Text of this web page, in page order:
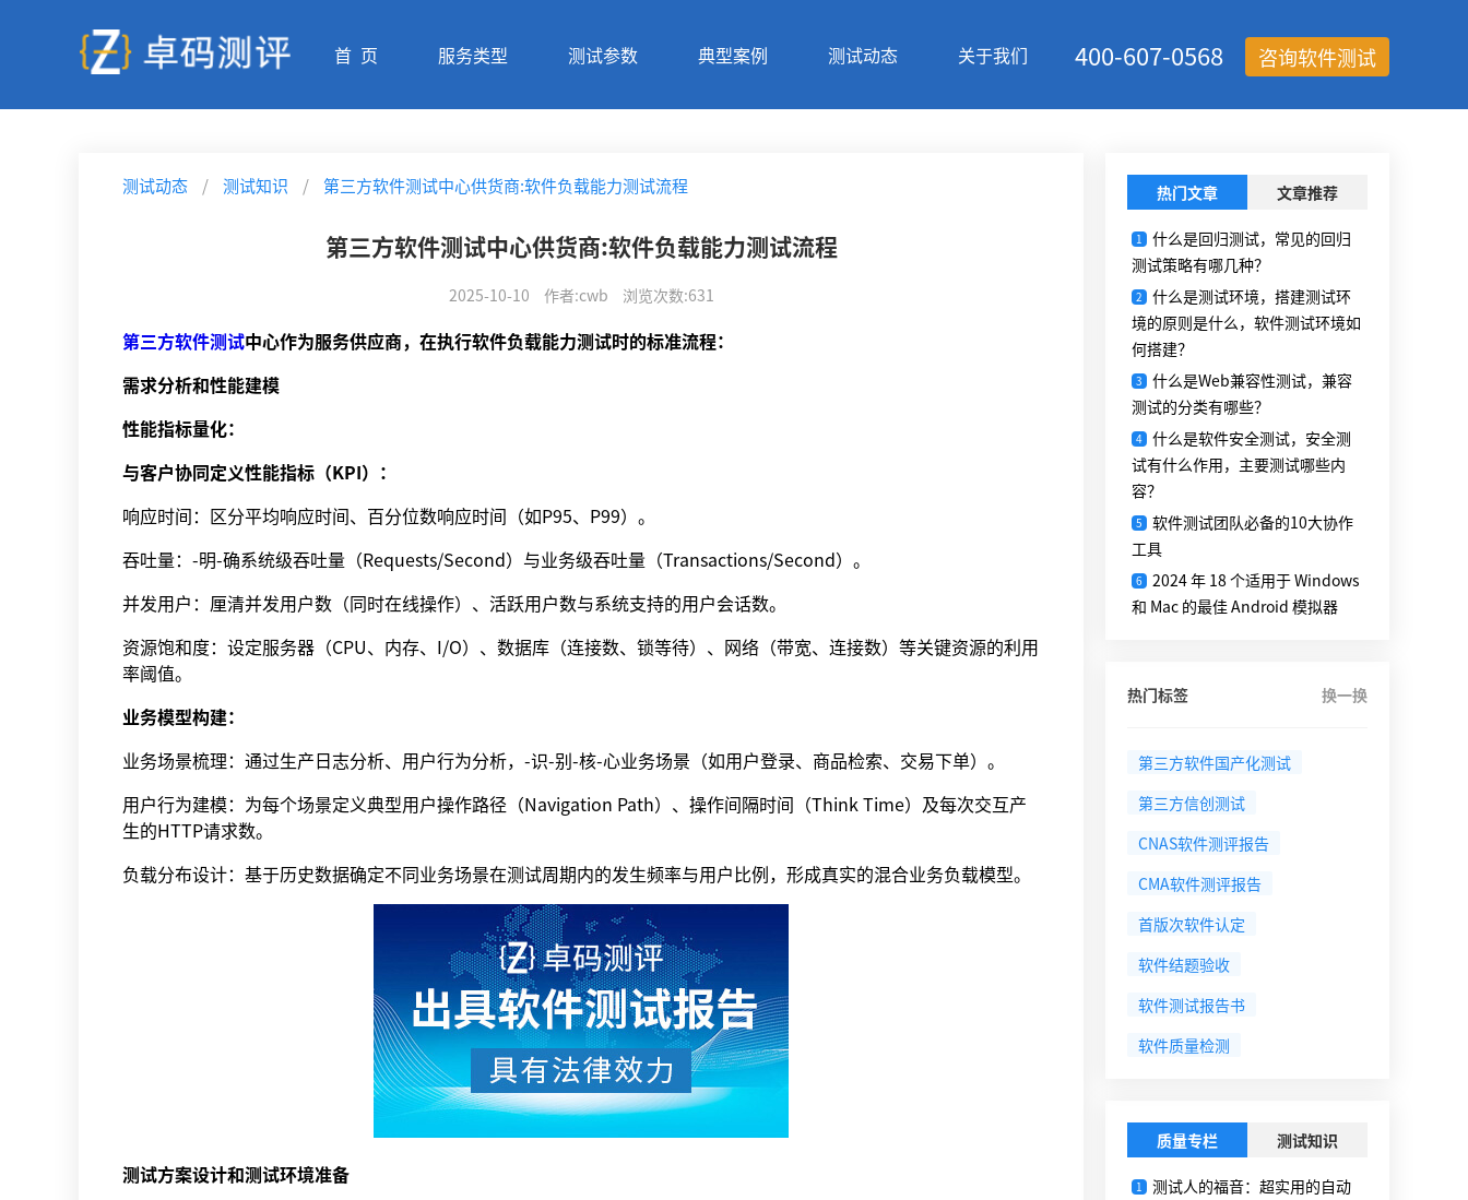
首 页 服务类型 测试参数 典型案例 测试动态 关于我们 咨询软件测试
400-607-0568
测试动态 / 测试知识 / 第三方软件测试中心供货商:软件负载能力测试流程
第三方软件测试中心供货商:软件负载能力测试流程
2025-10-10 作者:cwb 浏览次数:631
第三方软件测试中心作为服务供应商，在执行软件负载能力测试时的标准流程：
需求分析和性能建模
性能指标量化：
与客户协同定义性能指标（KPI）：
响应时间：区分平均响应时间、百分位数响应时间（如P95、P99）。
吞吐量：-明-确系统级吞吐量（Requests/Second）与业务级吞吐量（Transactions/Second）。
并发用户：厘清并发用户数（同时在线操作）、活跃用户数与系统支持的用户会话数。
资源饱和度：设定服务器（CPU、内存、I/O）、数据库（连接数、锁等待）、网络（带宽、连接数）等关键资源的利用
率阈值。
业务模型构建：
业务场景梳理：通过生产日志分析、用户行为分析，-识-别-核-心业务场景（如用户登录、商品检索、交易下单）。
用户行为建模：为每个场景定义典型用户操作路径（Navigation Path）、操作间隔时间（Think Time）及每次交互产
生的HTTP请求数。
负载分布设计：基于历史数据确定不同业务场景在测试周期内的发生频率与用户比例，形成真实的混合业务负载模型。
测试方案设计和测试环境准备
热门文章 文章推荐
1
什么是回归测试，常见的回归
测试策略有哪几种？
2
什么是测试环境，搭建测试环
境的原则是什么，软件测试环境如
何搭建？
3
什么是Web兼容性测试，兼容
测试的分类有哪些？
4 什么是软件安全测试，安全测
试有什么作用，主要测试哪些内
容？
5
软件测试团队必备的10大协作
工具
6
2024 年 18 个适用于 Windows
和 Mac 的最佳 Android 模拟器
热门标签 换一换
第三方软件国产化测试
第三方信创测试
CNAS软件测评报告
CMA软件测评报告
首版次软件认定
软件结题验收
软件测试报告书
软件质量检测
质量专栏 测试知识
1
测试人的福音：超实用的自动